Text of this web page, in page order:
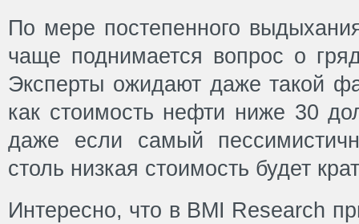
По мере постепенного
чаще поднимается вопрос о
Эксперты ожидают даже такой
как стоимость нефти ниже 30
даже если самый
столь низкая стоимость будет
Интересно, что в BMI Research